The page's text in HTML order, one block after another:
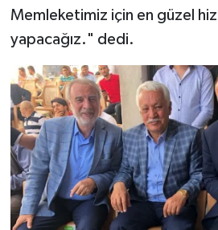
Memleketimiz için en güzel
yapacağız." dedi.